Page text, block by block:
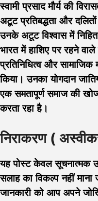
स्वामी प्रसाद मौर्य की
अटूट प्रतिबद्धता और
उनके अटूट विश्वास में
भारत में हाशिए पर रहने
प्रतिनिधित्व और सामाजिक
किया। उनका योगदान
एक समतापूर्ण समाज की
करता रहा है।
निराकरण (
यह पोस्ट केवल सूचनात्मक
सलाह का विकल्प नहीं माना
जानकारी को आप अपने